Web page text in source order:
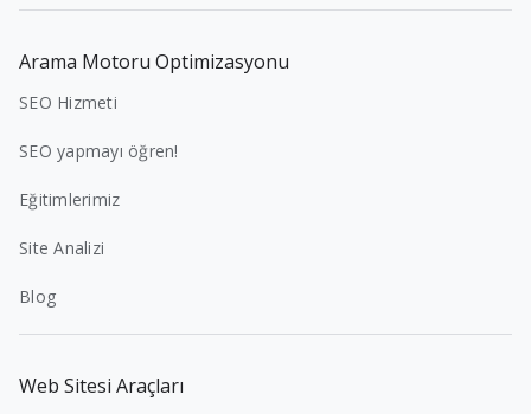
Arama Motoru Optimizasyonu
SEO Hizmeti
SEO yapmayı öğren!
Eğitimlerimiz
Site Analizi
Blog
Web Sitesi Araçları